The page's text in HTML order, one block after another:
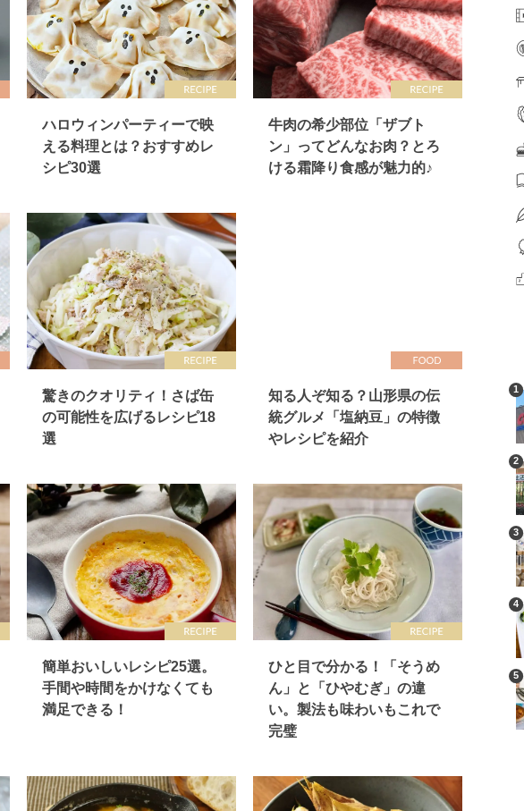
ハロウィンパーティーで映
える料理とは？おすすめレ
シピ30選
牛肉の希少部位「ザブト
ン」ってどんなお肉？とろ
ける霜降り食感が魅力的♪
驚きのクオリティ！さば缶
の可能性を広げるレシピ18
選
知る人ぞ知る？山形県の伝
統グルメ「塩納豆」の特徴
やレシピを紹介
簡単おいしいレシピ25選。
手間や時間をかけなくても
満足できる！
ひと目で分かる！「そうめ
ん」と「ひやむぎ」の違
い。製法も味わいもこれで
完璧
1
2
3
4
5